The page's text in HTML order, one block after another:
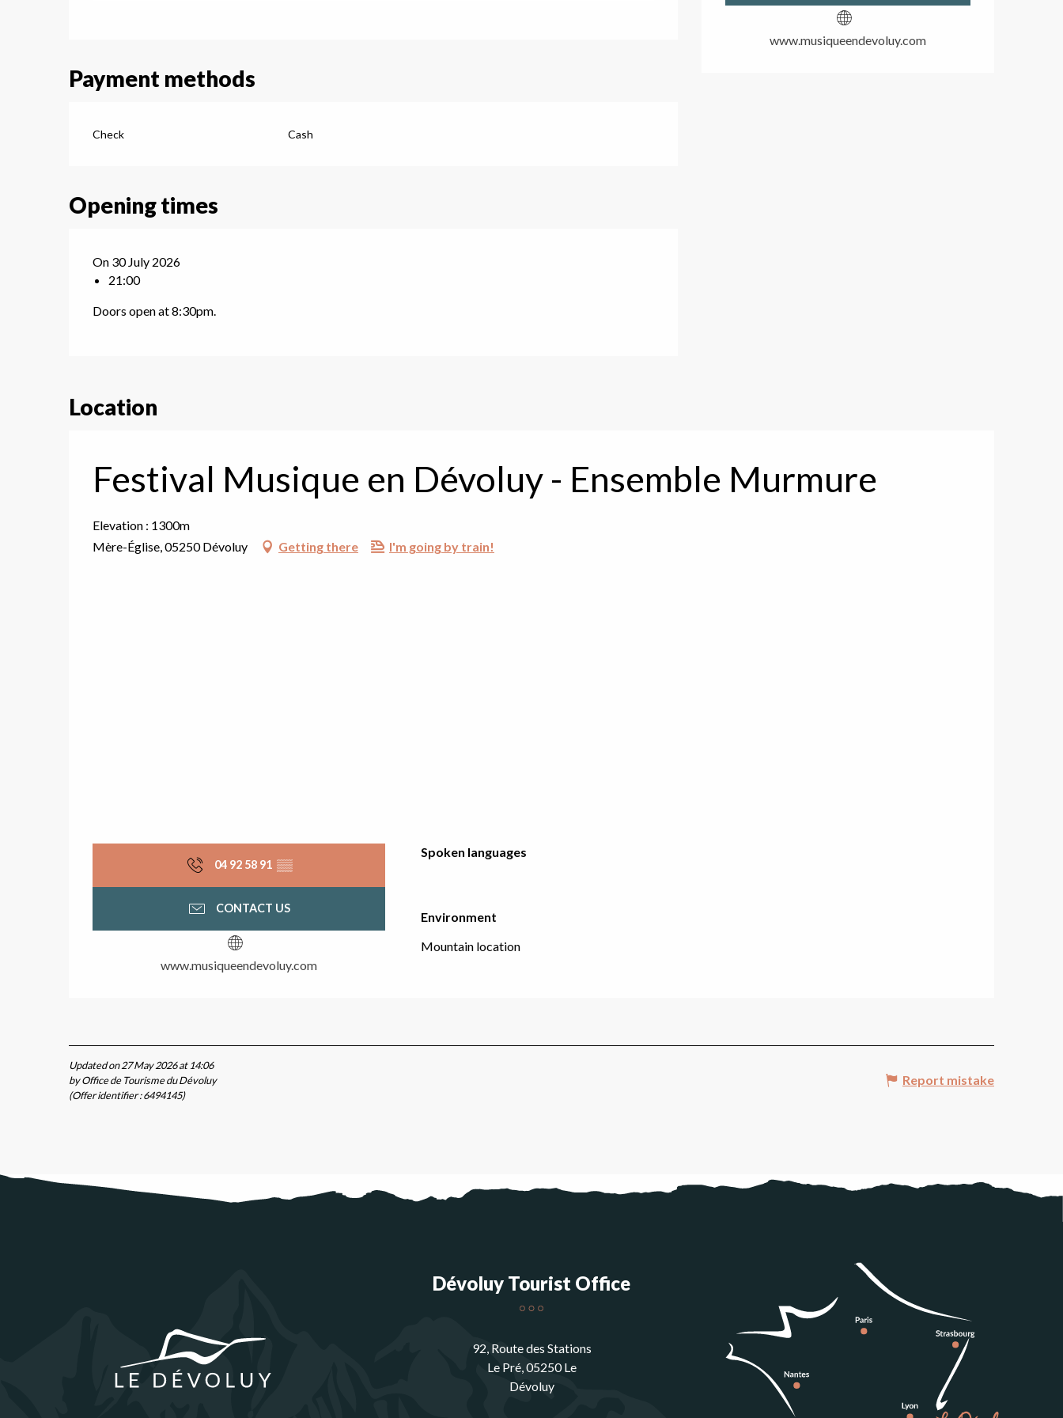
www.musiqueendevoluy.com
Payment methods
Check Cash
Opening times
On 30 July 2026
21:00
Doors open at 8:30pm.
Location
Festival Musique en Dévoluy - Ensemble Murmure
Elevation : 1300m
Mère-Église, 05250 Dévoluy
Getting there I'm going by train!
04 92 58 91 ▒▒
CONTACT US
www.musiqueendevoluy.com
Spoken languages
Spoken languages
Environment
Environment
Mountain location
Updated on 27 May 2026 at 14:06
by Office de Tourisme du Dévoluy
(Offer identifier :6494145)
Report mistake
Dévoluy Tourist Office
92, Route des Stations
Le Pré, 05250 Le
Dévoluy